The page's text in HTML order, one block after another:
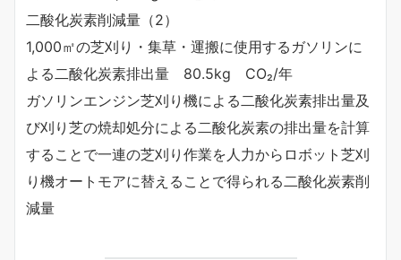
二酸化炭素削減量（2）
1,000㎡の芝刈り・集草・運搬に使用するガソリンに
よる二酸化炭素排出量 80.5kg CO₂/年
ガソリンエンジン芝刈り機による二酸化炭素排出量及
び刈り芝の焼却処分による二酸化炭素の排出量を計算
することで一連の芝刈り作業を人力からロボット芝刈
り機オートモアに替えることで得られる二酸化炭素削
減量